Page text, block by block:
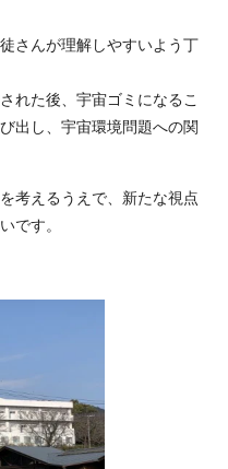
さんが理解しやすいよう丁
れた後、宇宙ゴミになるこ
出し、宇宙環境問題への関
考えるうえで、新たな視点
です。